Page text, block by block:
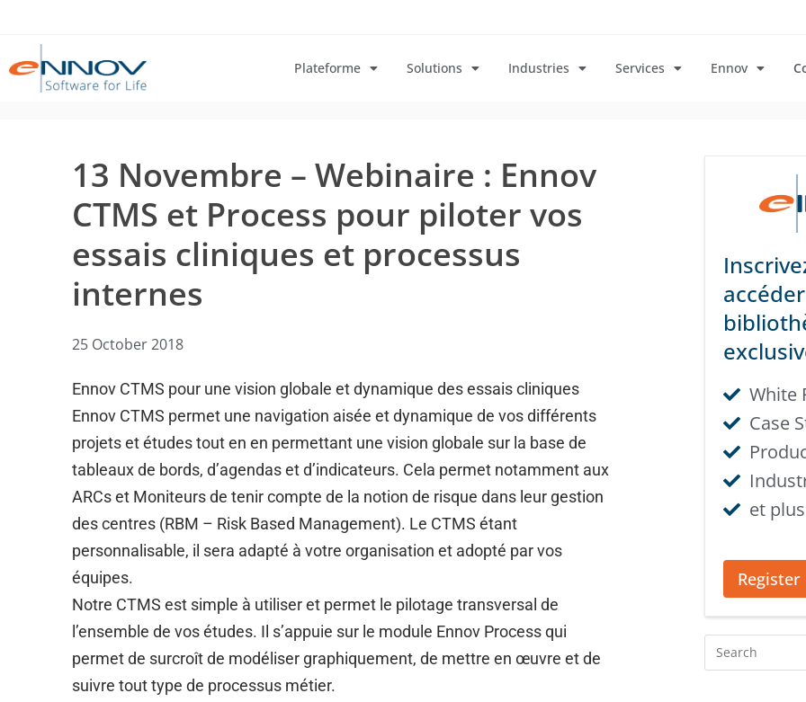
Plateforme Solutions Industries Services Ennov
13 Novembre – Webinaire : Ennov
CTMS et Process pour piloter vos
essais cliniques et processus
internes
25 October 2018
Ennov CTMS pour une vision globale et dynamique des essais cliniques
Ennov CTMS permet une navigation aisée et dynamique de vos différents
projets et études tout en en permettant une vision globale sur la base de
tableaux de bords, d’agendas et d’indicateurs. Cela permet notamment aux
ARCs et Moniteurs de tenir compte de la notion de risque dans leur gestion
des centres (RBM – Risk Based Management). Le CTMS étant
personnalisable, il sera adapté à votre organisation et adopté par vos
équipes.
Notre CTMS est simple à utiliser et permet le pilotage transversal de
l’ensemble de vos études. Il s’appuie sur le module Ennov Process qui
permet de surcroît de modéliser graphiquement, de mettre en œuvre et de
suivre tout type de processus métier.
White
Case
et
Register